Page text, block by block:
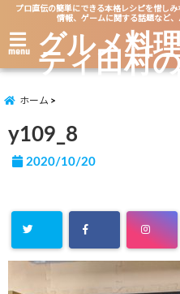
プロ直伝の簡単にできる本格レシピを惜し
情報、ゲームに関する話題など、
menu グルメ料
ティ田村
ホーム
y109_8
2020/10/20